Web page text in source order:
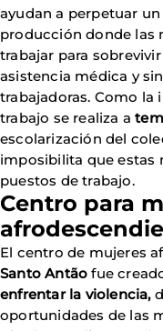
ayudan a perpetuar
producción donde las
trabajar para
asistencia médica y
trabajadoras. Como la
trabajo se realiza a
escolarización del
imposibilita que estas
puestos de trabajo.
Centro para
El centro de mujeres
Santo Antão fue
enfrentar la violencia,
oportunidades de las